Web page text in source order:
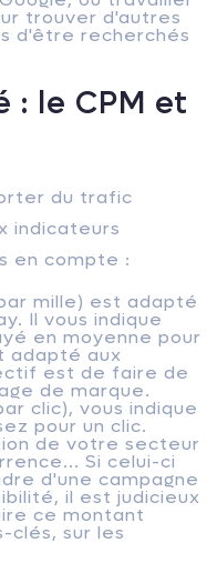
trouver d'autres
d'être recherchés
le CPM et
du trafic
indicateurs
en compte :
mille) est adapté
Il vous indique
en moyenne pour
adapté aux
est de faire de
de marque.
clic), vous indique
pour un clic.
de votre secteur
Si celui-ci
d'une campagne
il est judicieux
ce montant
clés, sur les